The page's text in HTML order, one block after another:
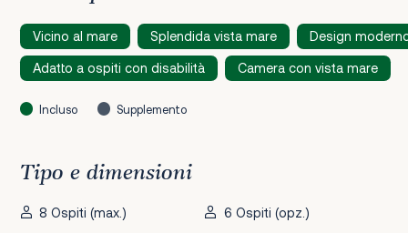
Vicino al mare Splendida vista mare Design
Adatto a ospiti con disabilità Camera con vista mare
Incluso Supplemento
Tipo e dimensioni
8 Ospiti (max.)
6 Ospiti (opz.)